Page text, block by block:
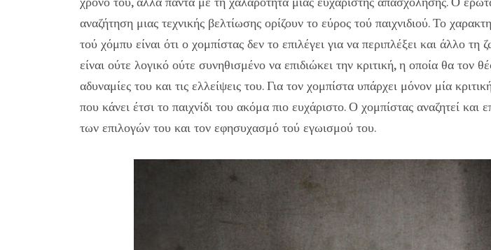
αναζήτηση μιας τεχνικής βελτίωσης ορίζουν το εύρος τού παιχνιδιού. Το
τού χόμπυ είναι ότι ο χομπίστας δεν το επιλέγει για να περιπλέξει και άλλο
είναι ούτε λογικό ούτε συνηθισμένο να επιδιώκει την κριτική, η οποία θα τον
αδυναμίες του και τις ελλείψεις του. Για τον χομπίστα υπάρχει μόνον μία
που κάνει έτσι το παιχνίδι του ακόμα πιο ευχάριστο. Ο χομπίστας αναζητεί και
των επιλογών του και τον εφησυχασμό τού εγωισμού του.